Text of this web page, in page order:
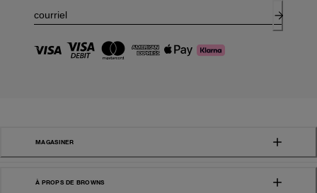
MAGASINER
À PROPS DE BROWNS